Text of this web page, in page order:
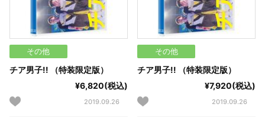
その他
チア男子!! （特装限定版）
¥6,820(税込)
2019.09.26
その他
チア男子!! （特装限定版）
¥7,920(税込)
2019.09.26